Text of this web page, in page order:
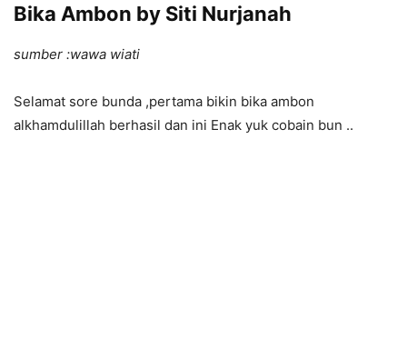
Bika Ambon by Siti Nurjanah
sumber :wawa wiati
Selamat sore bunda ,pertama bikin bika ambon
alkhamdulillah berhasil dan ini Enak yuk cobain bun ..